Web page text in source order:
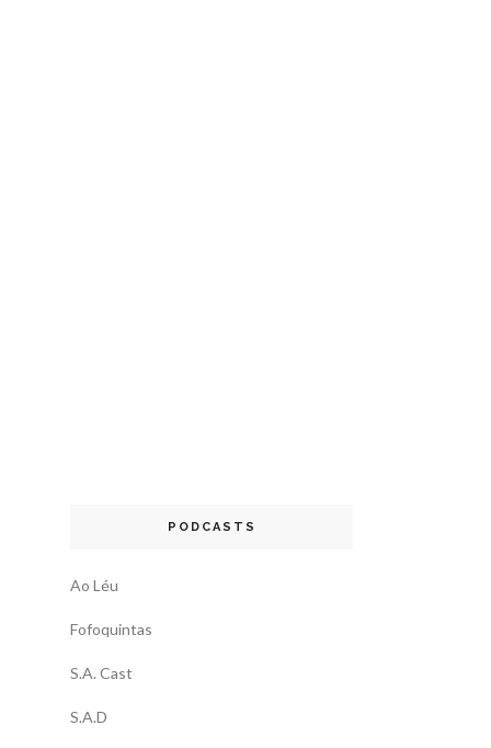
PODCASTS
Ao Léu
Fofoquintas
S.A. Cast
S.A.D